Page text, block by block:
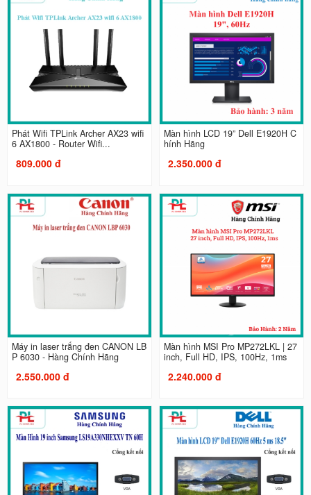
Phát Wifi TPLink Archer AX23 wifi
6 AX1800 - Router Wifi...
809.000 đ
Màn hình LCD 19” Dell E1920H C
hính Hãng
2.350.000 đ
Máy in laser trắng đen CANON LB
P 6030 - Hàng Chính Hãng
2.550.000 đ
Màn hình MSI Pro MP272LKL | 27
inch, Full HD, IPS, 100Hz, 1ms
2.240.000 đ